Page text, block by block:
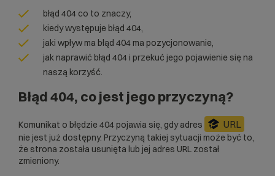
błąd 404 co to znaczy,
kiedy występuje błąd 404,
jaki wpływ ma błąd 404 ma pozycjonowanie,
jak naprawić błąd 404 i przekuć jego pojawienie się na
naszą korzyść.
Błąd 404, co jest jego przyczyną?
Komunikat o błędzie 404 pojawia się, gdy adres URL
nie jest już dostępny. Przyczyną takiej sytuacji może być to,
że strona została usunięta lub jej adres URL został
zmieniony.